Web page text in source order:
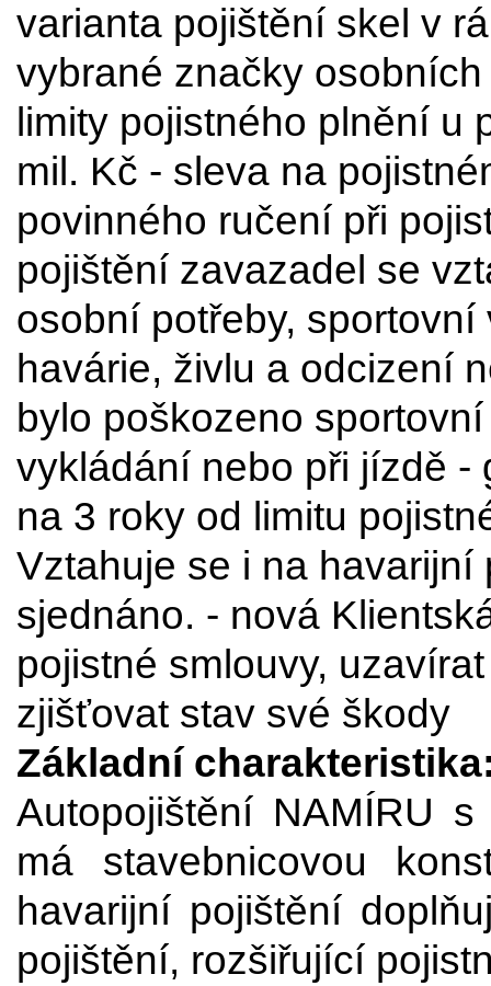
varianta pojištění skel v
vybrané značky
limity pojistného plnění u
mil. Kč - sleva na
povinného ručení při
pojištění zavazadel se
osobní potřeby,
havárie, živlu a odcizení
bylo poškozeno
vykládání nebo při jízdě -
na 3 roky od limitu
Vztahuje se i na
sjednáno. - nová
pojistné smlouvy,
zjišťovat stav své škody
Základní
Autopojištění NAMÍRU
má stavebnicovou
havarijní pojištění
pojištění, rozšiřující